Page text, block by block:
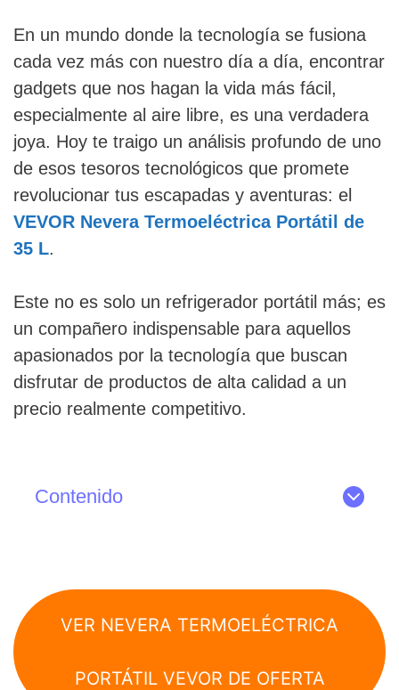
En un mundo donde la tecnología se fusiona
cada vez más con nuestro día a día, encontrar
gadgets que nos hagan la vida más fácil,
especialmente al aire libre, es una verdadera
joya. Hoy te traigo un análisis profundo de uno
de esos tesoros tecnológicos que promete
revolucionar tus escapadas y aventuras: el
VEVOR Nevera Termoeléctrica Portátil de
35 L.
Este no es solo un refrigerador portátil más; es
un compañero indispensable para aquellos
apasionados por la tecnología que buscan
disfrutar de productos de alta calidad a un
precio realmente competitivo.
Contenido
VER NEVERA TERMOELÉCTRICA
PORTÁTIL VEVOR DE OFERTA